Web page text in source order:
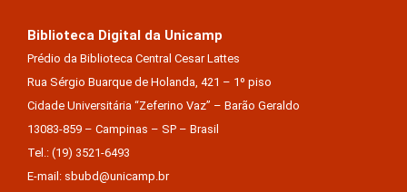
Biblioteca Digital da Unicamp
Prédio da Biblioteca Central Cesar Lattes
Rua Sérgio Buarque de Holanda, 421 – 1º piso
Cidade Universitária “Zeferino Vaz” – Barão Geraldo
13083-859 – Campinas – SP – Brasil
Tel.: (19) 3521-6493
E-mail: sbubd@unicamp.br